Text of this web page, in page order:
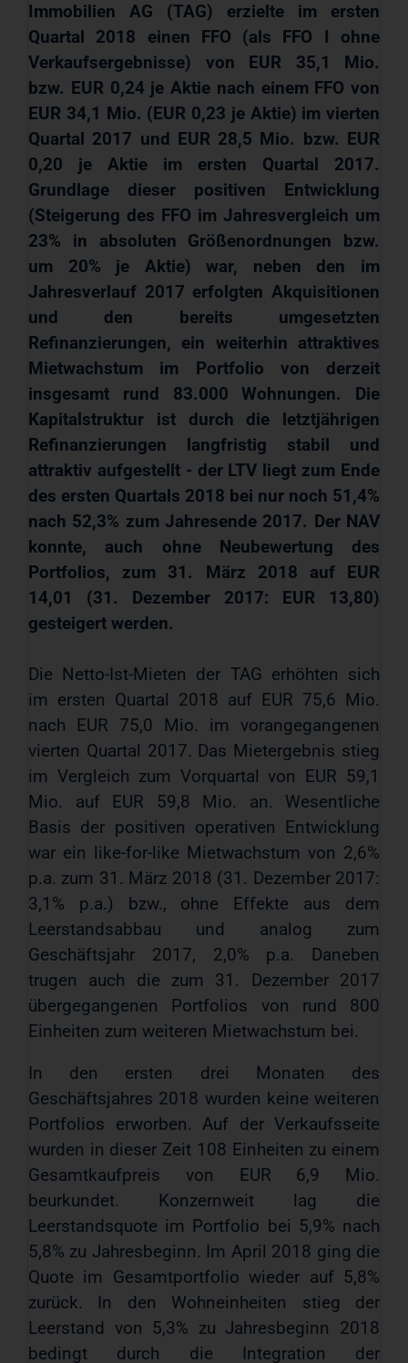
Immobilien AG (TAG) erzielte im ersten
Quartal 2018 einen FFO (als FFO I ohne
Verkaufsergebnisse) von EUR 35,1 Mio.
bzw. EUR 0,24 je Aktie nach einem FFO von
EUR 34,1 Mio. (EUR 0,23 je Aktie) im vierten
Quartal 2017 und EUR 28,5 Mio. bzw. EUR
0,20 je Aktie im ersten Quartal 2017.
Grundlage dieser positiven Entwicklung
(Steigerung des FFO im Jahresvergleich um
23% in absoluten Größenordnungen bzw.
um 20% je Aktie) war, neben den im
Jahresverlauf 2017 erfolgten Akquisitionen
und den bereits umgesetzten
Refinanzierungen, ein weiterhin attraktives
Mietwachstum im Portfolio von derzeit
insgesamt rund 83.000 Wohnungen. Die
Kapitalstruktur ist durch die letztjährigen
Refinanzierungen langfristig stabil und
attraktiv aufgestellt - der LTV liegt zum Ende
des ersten Quartals 2018 bei nur noch 51,4%
nach 52,3% zum Jahresende 2017. Der NAV
konnte, auch ohne Neubewertung des
Portfolios, zum 31. März 2018 auf EUR
14,01 (31. Dezember 2017: EUR 13,80)
gesteigert werden.
Die Netto-Ist-Mieten der TAG erhöhten sich
im ersten Quartal 2018 auf EUR 75,6 Mio.
nach EUR 75,0 Mio. im vorangegangenen
vierten Quartal 2017. Das Mietergebnis stieg
im Vergleich zum Vorquartal von EUR 59,1
Mio. auf EUR 59,8 Mio. an. Wesentliche
Basis der positiven operativen Entwicklung
war ein like-for-like Mietwachstum von 2,6%
p.a. zum 31. März 2018 (31. Dezember 2017:
3,1% p.a.) bzw., ohne Effekte aus dem
Leerstandsabbau und analog zum
Geschäftsjahr 2017, 2,0% p.a. Daneben
trugen auch die zum 31. Dezember 2017
übergegangenen Portfolios von rund 800
Einheiten zum weiteren Mietwachstum bei.
In den ersten drei Monaten des
Geschäftsjahres 2018 wurden keine weiteren
Portfolios erworben. Auf der Verkaufsseite
wurden in dieser Zeit 108 Einheiten zu einem
Gesamtkaufpreis von EUR 6,9 Mio.
beurkundet. Konzernweit lag die
Leerstandsquote im Portfolio bei 5,9% nach
5,8% zu Jahresbeginn. Im April 2018 ging die
Quote im Gesamtportfolio wieder auf 5,8%
zurück. In den Wohneinheiten stieg der
Leerstand von 5,3% zu Jahresbeginn 2018
bedingt durch die Integration der